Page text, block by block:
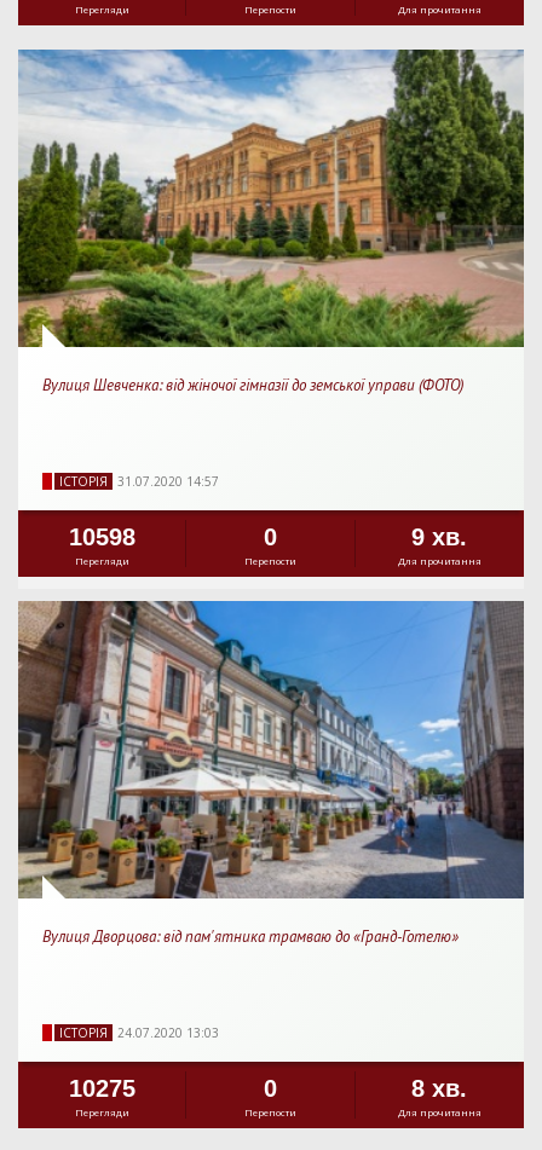
Перегляди Перепости Для прочитання
Вулиця Шевченка: від жіночої гімназії до земської управи (ФОТО)
IСТОРIЯ 31.07.2020 14:57
10598
Перегляди
0
Перепости
9 хв.
Для прочитання
Вулиця Дворцова: від пам'ятника трамваю до «Гранд-Готелю»
IСТОРIЯ 24.07.2020 13:03
10275
Перегляди
0
Перепости
8 хв.
Для прочитання